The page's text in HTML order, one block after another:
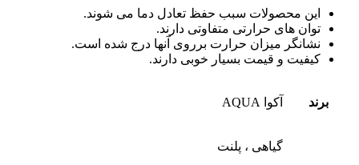
این محصولات سبب حفظ تعادل دما می شوند.
توان های حرارتی متفاوتی دارند.
نشانگر میزان حرارت برروی آنها درج شده است.
کیفیت و قیمت بسیار خوبی دارند.
برند آکوا AQUA
گیاهی ، پلنت